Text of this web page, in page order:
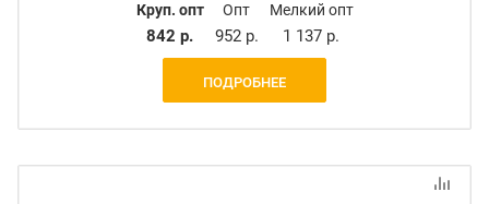
Круп. опт
842 р.
Опт
952 р.
Мелкий опт
1 137 р.
ПОДРОБНЕЕ